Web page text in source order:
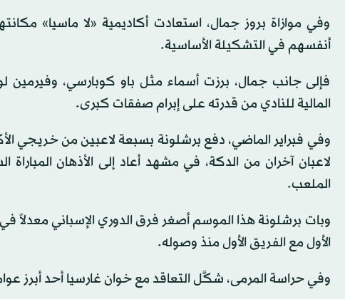
وفي موازاة بروز جمال، استعادت أكاديمية «لا ماسيا»
أنفسهم في التشكيلة الأساسية.
فإلى جانب جمال، برزت أسماء مثل باو كوبارسي، وفيرمين
المالية للنادي من قدرته على إبرام صفقات كبرى.
وفي فبراير الماضي، دفع برشلونة بسبعة لاعبين من خريجي
الملعب.
الأول مع الفريق الأول منذ وصوله.
وفي حراسة المرمى، شكَّل التعاقد مع خوان غارسيا أحد أبرز